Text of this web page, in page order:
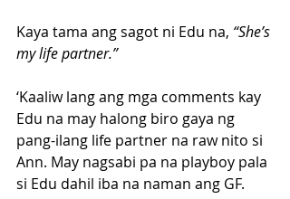
Kaya tama ang sagot ni Edu na, “She’s
my life partner.”
‘Kaaliw lang ang mga comments kay
Edu na may halong biro gaya ng
pang-ilang life partner na raw nito si
Ann. May nagsabi pa na playboy pala
si Edu dahil iba na naman ang GF.